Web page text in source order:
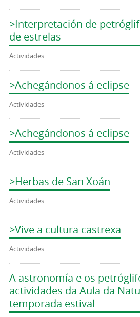
>Interpretación de
de estrelas
Actividades
>Achegándonos á eclipse
Actividades
>Achegándonos á eclipse
Actividades
>Herbas de San Xoán
Actividades
>Vive a cultura castrexa
Actividades
A astronomía e os
actividades da Aula da
temporada estival